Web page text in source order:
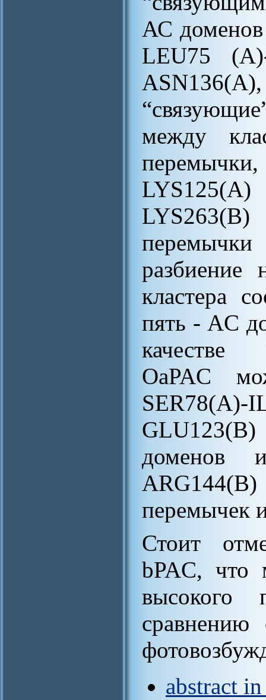
АС
LEU75
между
разбиение
кластера
пять - AC
качестве
OaPAC
доменов
перемычек
Стоит
bPAC, что
высокого
abstract